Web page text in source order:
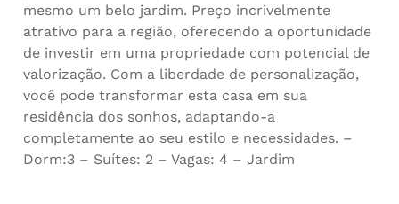
mesmo um belo jardim. Preço incrivelmente
atrativo para a região, oferecendo a oportunidade
de investir em uma propriedade com potencial de
valorização. Com a liberdade de personalização,
você pode transformar esta casa em sua
residência dos sonhos, adaptando-a
completamente ao seu estilo e necessidades. –
Dorm:3 – Suítes: 2 – Vagas: 4 – Jardim